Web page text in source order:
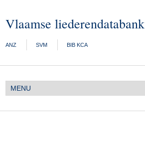
Vlaamse liederendatabank
ANZ SVM BIB KCA